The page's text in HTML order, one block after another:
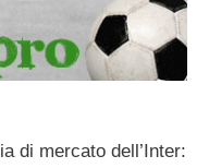
di mercato dell’Inter: